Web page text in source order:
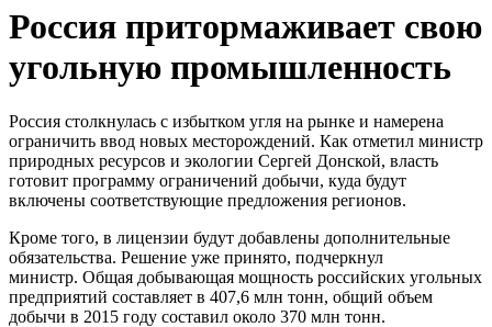
Россия притормаживает свою
угольную промышленность
Россия столкнулась с избытком угля на рынке и намерена
ограничить ввод новых месторождений. Как отметил министр
природных ресурсов и экологии Сергей Донской, власть
готовит программу ограничений добычи, куда будут
включены соответствующие предложения регионов.
Кроме того, в лицензии будут добавлены дополнительные
обязательства. Решение уже принято, подчеркнул
министр. Общая добывающая мощность российских угольных
предприятий составляет в 407,6 млн тонн, общий объем
добычи в 2015 году составил около 370 млн тонн.